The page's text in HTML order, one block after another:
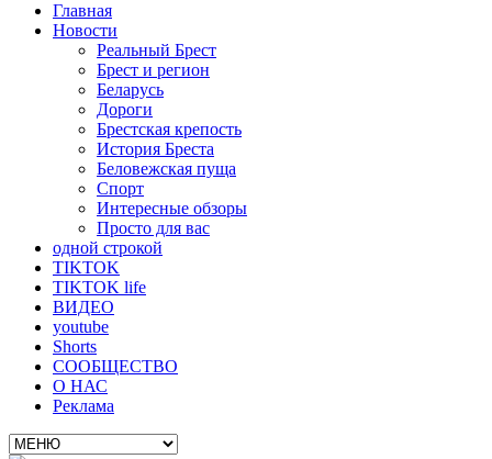
Главная
Новости
Реальный Брест
Брест и регион
Беларусь
Дороги
Брестская крепость
История Бреста
Беловежская пуща
Спорт
Интересные обзоры
Просто для вас
одной строкой
TIKTOK
TIKTOK life
ВИДЕО
youtube
Shorts
СООБЩЕСТВО
О НАС
Реклама